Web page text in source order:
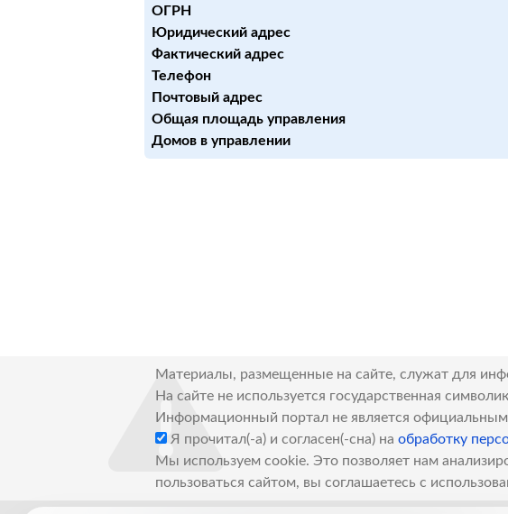
ОГРН
Юридический адрес
Фактический адрес
Телефон
Почтовый адрес
Общая площадь управления
Домов в управлении
Материалы, размещенные на сайте, служат для
На сайте не используется государственная
Информационный портал не является официальным
Я прочитал(-а) и согласен(-сна) на обработку
Мы используем cookie. Это позволяет нам
пользоваться сайтом, вы соглашаетесь с